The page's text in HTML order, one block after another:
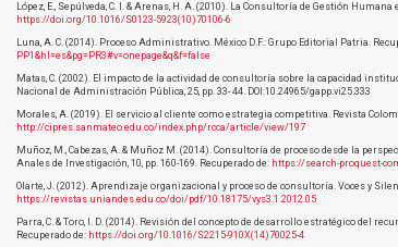
López, E., Sepúlveda, C. I. & Arenas, H. A. (2010). La Consultoría de Gestión
https://doi.org/10.1016/S0123-5923(10)70106-6
Luna, A. C. (2014). Proceso Administrativo. México D.F.: Grupo Editorial Patria.
PP1&hl=es&pg=PR3#v=onepage&q&f=false
Matas, C. (2002). El impacto de la actividad de consultoría sobre la capacidad
Nacional de Administración Pública, 25, pp. 33- 44. DOI:10.24965/gapp.vi25.333
Morales, A. (2019). El servicio al cliente como estrategia competitiva. Revista
http://cipres.sanmateo.edu.co/index.php/rcca/article/view/197
Muñoz, M., Cabezas, A. & Muñoz M. (2014). Consultoría de proceso desde la
Anales de Investigación, 10, pp. 160-169. Recuperado de: https://search-proquest-
Olarte, J. (2012). Aprendizaje organizacional y proceso de consultoría. Voces y
https://revistas.uniandes.edu.co/doi/pdf/10.18175/vys3.1.2012.05
Parra, C. & Toro, I. D. (2014). Revisión del concepto de desarrollo estratégico del
Recuperado de: https://doi.org/10.1016/S2215-910X(14)70025-4